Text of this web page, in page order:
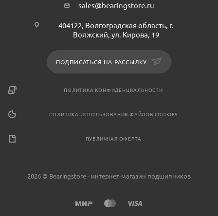
sales@bearingstore.ru
404122, Волгоградская область, г.
Волжский, ул. Кирова, 19
ПОДПИСАТЬСЯ НА РАССЫЛКУ
ПОЛИТИКА КОНФИДЕНЦИАЛЬНОСТИ
ПОЛИТИКА ИСПОЛЬЗОВАНИЯ ФАЙЛОВ COOKIES
ПУБЛИЧНАЯ ОФЕРТА
2026 © Bearingstore - интернет-магазин подшипников